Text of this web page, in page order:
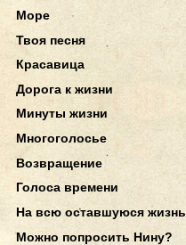
Море
Твоя песня
Красавица
Дорога к жизни
Минуты жизни
Многоголосье
Возвращение
Голоса времени
На всю оставшуюся жизнь
Можно попросить Нину?